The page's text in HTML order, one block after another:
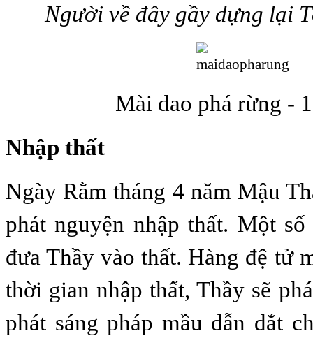
Người về đây gầy dựng lại
Mài dao phá rừng -
Nhập thất
Ngày Rằm tháng 4 năm Mậu
phát nguyện nhập thất. Một
đưa Thầy vào thất. Hàng đệ tử
thời gian nhập thất, Thầy sẽ
phát sáng pháp mầu dẫn dắt